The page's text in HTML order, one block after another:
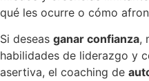
qué les ocurre o cómo
Si deseas ganar confianza,
habilidades de liderazgo y
asertiva, el coaching de